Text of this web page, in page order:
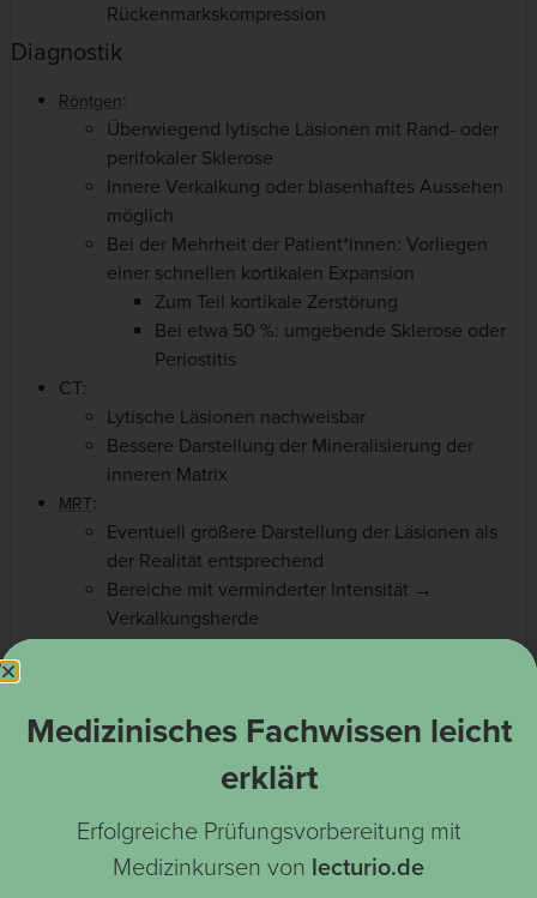
Rückenmarkskompression
Diagnostik
Röntgen:
Überwiegend lytische Läsionen mit Rand- oder
perifokaler Sklerose
Innere Verkalkung oder blasenhaftes Aussehen
möglich
Bei der Mehrheit der Patient*innen: Vorliegen
einer schnellen kortikalen Expansion
Zum Teil kortikale Zerstörung
Bei etwa 50 %: umgebende Sklerose oder
Periostitis
CT:
Lytische Läsionen nachweisbar
Bessere Darstellung der Mineralisierung der
inneren Matrix
MRT:
Eventuell größere Darstellung der Läsionen als
der Realität entsprechend
Bereiche mit verminderter Intensität →
Verkalkungsherde
Normalerweise stark vaskulär und durch die Gabe
Medizinisches Fachwissen leicht
erklärt
Erfolgreiche Prüfungsvorbereitung mit
Medizinkursen von lecturio.de